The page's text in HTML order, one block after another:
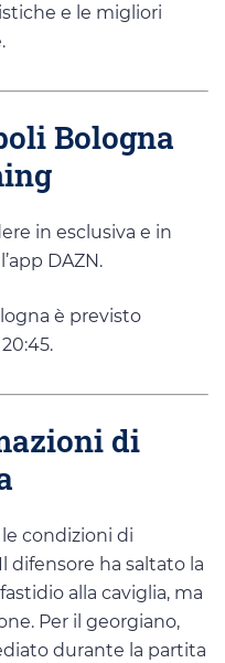
e le migliori
Bologna
in esclusiva e in
DAZN.
è previsto
di
condizioni di
difensore ha saltato la
alla caviglia, ma
Per il georgiano,
durante la partita